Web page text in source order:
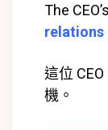
The
relations
這位
機。